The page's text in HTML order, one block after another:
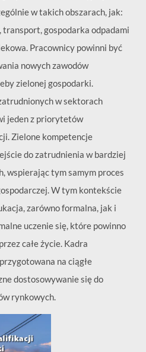
w takich obszarach, jak:
gospodarka odpadami
Pracownicy powinni być
nowych zawodów
zielonej gospodarki.
w sektorach
jeden z priorytetów
Zielone kompetencje
do zatrudnienia w bardziej
wspierając tym samym proces
W tym kontekście
zarówno formalna, jak i
uczenie się, które powinno
całe życie. Kadra
na ciągłe
dostosowywanie się do
rynkowych.